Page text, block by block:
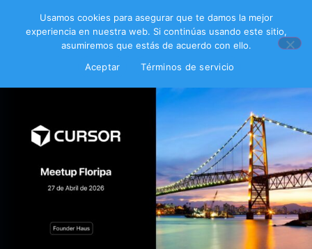
Usamos cookies para asegurar que te damos la mejor
experiencia en nuestra web. Si continúas usando este sitio,
asumiremos que estás de acuerdo con ello.
Aceptar
Términos de servicio